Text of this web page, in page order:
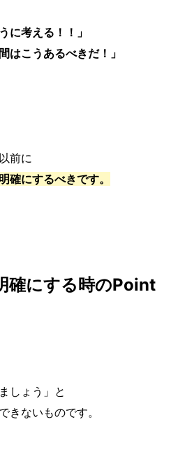
に考える！！」
はこうあるべきだ！」
前に
確にするべきです。
確にする時のPoint
しょう」と
きないものです。